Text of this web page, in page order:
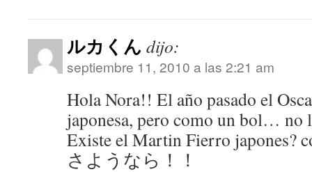
ルカくん dijo:
septiembre 11, 2010 a las 2:21 am
Hola Nora!! El año pasado el
japonesa, pero como un bol… no
Existe el Martin Fierro japones?
さようなら！！